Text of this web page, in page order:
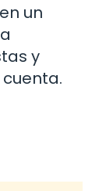
un
y